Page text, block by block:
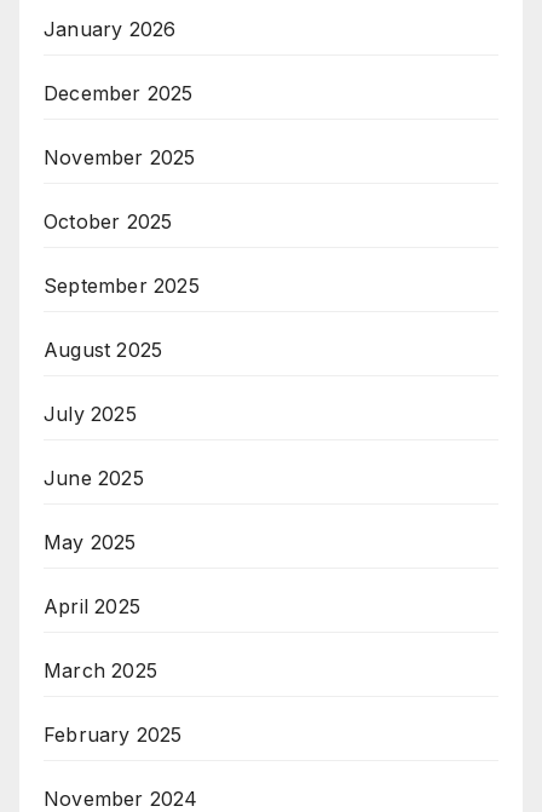
January 2026
December 2025
November 2025
October 2025
September 2025
August 2025
July 2025
June 2025
May 2025
April 2025
March 2025
February 2025
November 2024